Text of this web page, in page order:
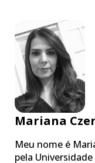
Mariana
Meu nome é
pela